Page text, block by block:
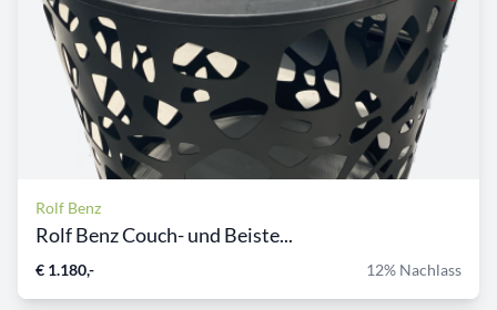
Rolf Benz
Rolf Benz Couch- und Beiste...
€ 1.180,- 12% Nachlass